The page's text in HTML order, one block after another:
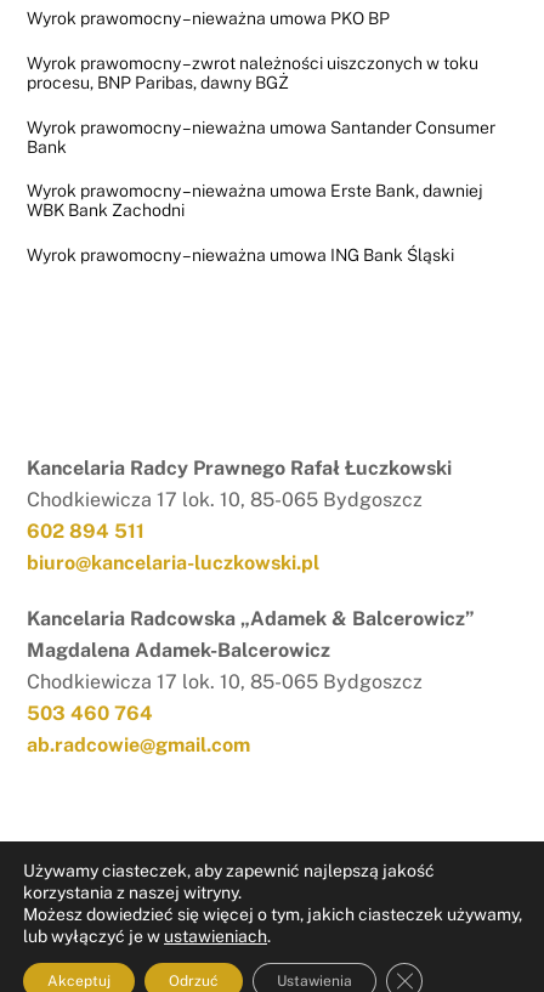
Wyrok prawomocny – nieważna umowa PKO BP
Wyrok prawomocny – zwrot należności uiszczonych w toku
procesu, BNP Paribas, dawny BGŻ
Wyrok prawomocny – nieważna umowa Santander Consumer
Bank
Wyrok prawomocny – nieważna umowa Erste Bank, dawniej
WBK Bank Zachodni
Wyrok prawomocny – nieważna umowa ING Bank Śląski
Kancelaria Radcy Prawnego Rafał Łuczkowski
Chodkiewicza 17 lok. 10, 85-065 Bydgoszcz
602 894 511
biuro@kancelaria-luczkowski.pl
Kancelaria Radcowska „Adamek & Balcerowicz”
Magdalena Adamek-Balcerowicz
Chodkiewicza 17 lok. 10, 85-065 Bydgoszcz
503 460 764
ab.radcowie@gmail.com
RODO Nota prawna
Używamy ciasteczek, aby zapewnić najlepszą jakość
korzystania z naszej witryny.
Możesz dowiedzieć się więcej o tym, jakich ciasteczek używamy,
lub wyłączyć je w ustawieniach.
Akceptuj Odrzuć Ustawienia ZAMKNIJ